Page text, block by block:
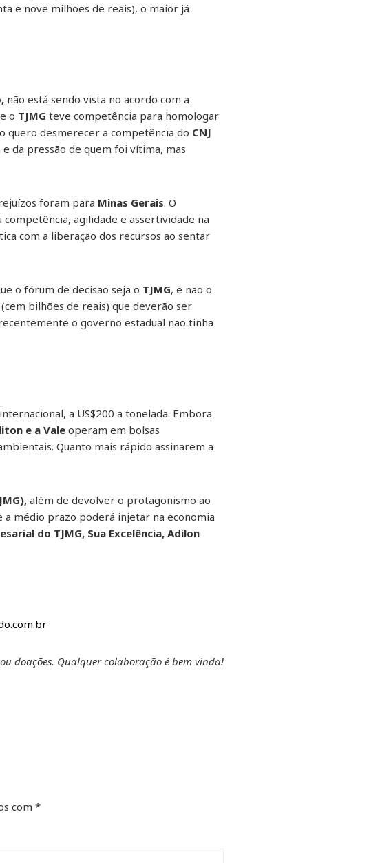
e nove milhões de reais), o maior já
não está sendo vista no acordo com a
o TJMG teve competência para homologar
quero desmerecer a competência do CNJ
da pressão de quem foi vítima, mas
foram para Minas Gerais. O
competência, agilidade e assertividade na
com a liberação dos recursos ao sentar
o fórum de decisão seja o TJMG, e não o
(cem bilhões de reais) que deverão ser
o governo estadual não tinha
a US$200 a tonelada. Embora
e a Vale operam em bolsas
Quanto mais rápido assinarem a
além de devolver o protagonismo ao
médio prazo poderá injetar na economia
do TJMG, Sua Excelência, Adilon
doações. Qualquer colaboração é bem vinda!
com*